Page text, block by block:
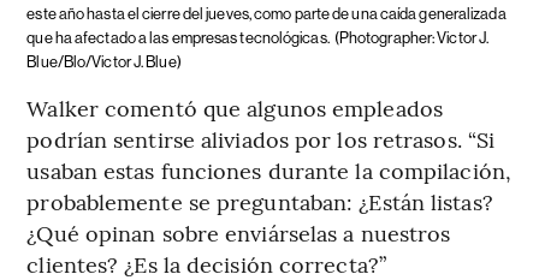
este año hasta el cierre del jueves, como parte de una caída generalizada
que ha afectado a las empresas tecnológicas. (Photographer: Victor J.
Blue/Blo/Victor J. Blue)
Walker comentó que algunos empleados
podrían sentirse aliviados por los retrasos. “Si
usaban estas funciones durante la compilación,
probablemente se preguntaban: ¿Están listas?
¿Qué opinan sobre enviárselas a nuestros
clientes? ¿Es la decisión correcta?”